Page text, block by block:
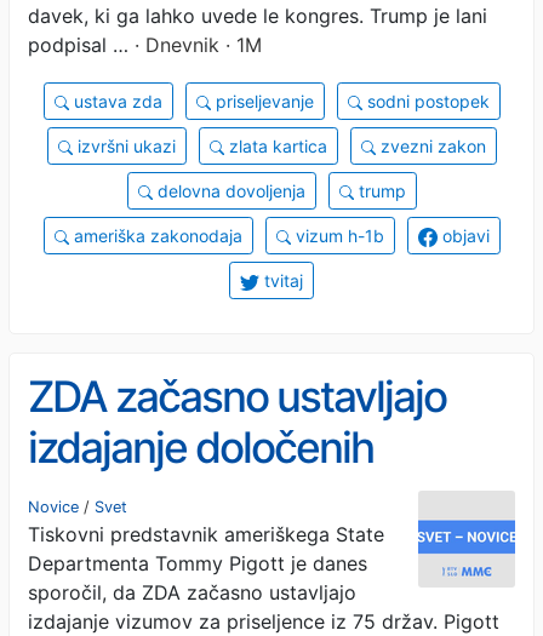
davek, ki ga lahko uvede le kongres. Trump je lani
podpisal … · Dnevnik · 1M
ustava zda priseljevanje sodni postopek
izvršni ukazi zlata kartica zvezni zakon
delovna dovoljenja trump
ameriška zakonodaja vizum h-1b objavi
tvitaj
ZDA začasno ustavljajo
izdajanje določenih
vizumov za prebivalce iz
75 držav
Novice / Svet
Tiskovni predstavnik ameriškega State
Departmenta Tommy Pigott je danes
sporočil, da ZDA začasno ustavljajo
izdajanje vizumov za priseljence iz 75 držav. Pigott